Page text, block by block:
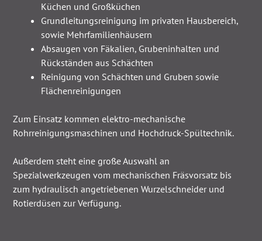
Küchen und Großküchen
Grundleitungsreinigung im privaten Hausbereich,
sowie Mehrfamilienhäusern
Absaugen von Fäkalien, Grubeninhalten und
Rückständen aus Schächten
Reinigung von Schächten und Gruben sowie
Flächenreinigungen
Zum Einsatz kommen elektro-mechanische
Rohrreinigungsmaschinen und Hochdruck-Spültechnik.
Außerdem steht eine große Auswahl an
Spezialwerkzeugen vom mechanischen Fräsvorsatz bis
zum hydraulisch angetriebenen Wurzelschneider und
Rotierdüsen zur Verfügung.